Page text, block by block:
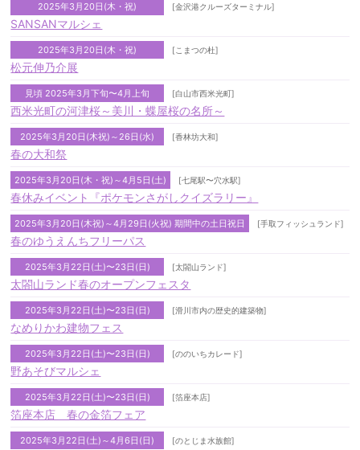
2025年3月20日(木・祝) [金沢港クルーズターミナル]
SANSANマルシェ
2025年3月20日(木・祝) [こまつの杜]
松元伸乃介展
見頃 2025年3月下旬〜4月上旬 [白山市西米光町]
西米光町の河津桜～美川・蝶屋桜の名所～
2025年3月20日(木祝)～26日(水) [香林坊大和]
春の大和祭
2025年3月20日(木・祝)～4月5日(土) [七尾駅〜穴水駅]
春休みイベント『ポケモンさがしクイズラリー』
2025年3月20日(木祝)～4月29日(火祝) 期間中の土日祝日 [手取フィッシュランド]
春のゆうえんちフリーパス
2025年3月22日(土)〜23日(日) [太閤山ランド]
太閤山ランド春のオープンフェスタ
2025年3月22日(土)〜23日(日) [滑川市内の歴史的建築物]
なめりかわ建物フェス
2025年3月22日(土)〜23日(日) [ののいちカレード]
野あそびマルシェ
2025年3月22日(土)〜23日(日) [箔座本店]
箔座本店 春の金箔フェア
2025年3月22日(土)～4月6日(日) [のとじま水族館]